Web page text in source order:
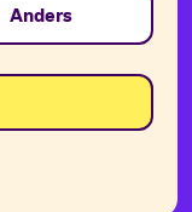
Anders